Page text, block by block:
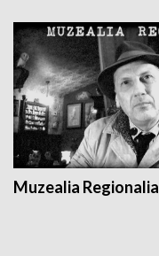
Muzealia Regionalia